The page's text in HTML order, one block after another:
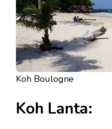
Koh Boulogne
Koh Lanta: